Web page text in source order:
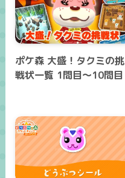
ポケ森 大盛！タクミの挑
戦状一覧 1問目～10問目